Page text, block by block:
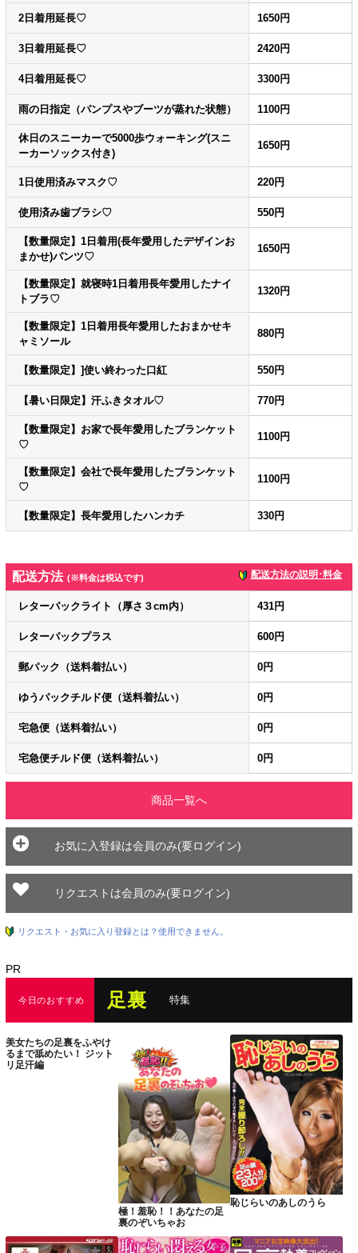
2日着用延長♡ 1650円
3日着用延長♡ 2420円
4日着用延長♡ 3300円
雨の日指定（パンプスやブーツが蒸れた状態） 1100円
休日のスニーカーで5000歩ウォーキング(スニ
ーカーソックス付き)
1650円
1日使用済みマスク♡ 220円
使用済み歯ブラシ♡ 550円
【数量限定】1日着用(長年愛用したデザインお
まかせ)パンツ♡
1650円
【数量限定】就寝時1日着用長年愛用したナイ
トブラ♡
1320円
【数量限定】1日着用長年愛用したおまかせキ
ャミソール
880円
【数量限定】]使い終わった口紅 550円
【暑い日限定】汗ふきタオル♡ 770円
【数量限定】お家で長年愛用したブランケット
♡
1100円
【数量限定】会社で長年愛用したブランケット
♡
1100円
【数量限定】長年愛用したハンカチ 330円
配送方法 (※料金は税込です) 配送方法の説明･料金
レターパックライト（厚さ３cm内） 431円
レターパックプラス 600円
郵パック（送料着払い） 0円
ゆうパックチルド便（送料着払い） 0円
宅急便（送料着払い） 0円
宅急便チルド便（送料着払い） 0円
商品一覧へ
お気に入登録は会員のみ(要ログイン)
リクエストは会員のみ(要ログイン)
リクエスト・お気に入り登録とは？使用できません。
PR
今日のおすすめ 足裏 特集
美女たちの足裏をふやけ
るまで舐めたい！ ジット
リ足汗編
極！羞恥！！あなたの足
裏のぞいちゃお
恥じらいのあしのうら